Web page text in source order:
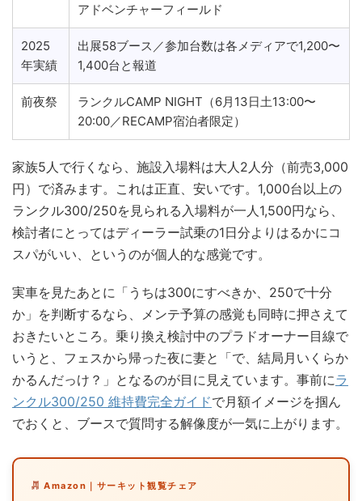
アドベンチャーフィールド
2025
年実績
出展58ブース／参加台数は各メディアで1,200〜
1,400台と報道
前夜祭
ランクルCAMP NIGHT（6月13日土13:00〜
20:00／RECAMP宿泊者限定）
家族5人で行くなら、施設入場料は大人2人分（前売3,000
円）で済みます。これは正直、安いです。1,000台以上の
ランクル300/250を見られる入場料が一人1,500円なら、
検討者にとってはディーラー試乗の1日分よりはるかにコ
スパがいい、というのが個人的な感覚です。
実車を見たあとに「うちは300にすべきか、250で十分
か」を判断するなら、メンテ予算の感覚も同時に押さえて
おきたいところ。乗り換え検討中のプラドオーナー目線で
いうと、フェスから帰った夜に妻と「で、結局月いくらか
かるんだっけ？」となるのが目に見えています。事前にラ
ンクル300/250 維持費完全ガイドで月額イメージを掴ん
でおくと、ブースで質問する解像度が一気に上がります。
Amazon｜サーキット観覧チェア